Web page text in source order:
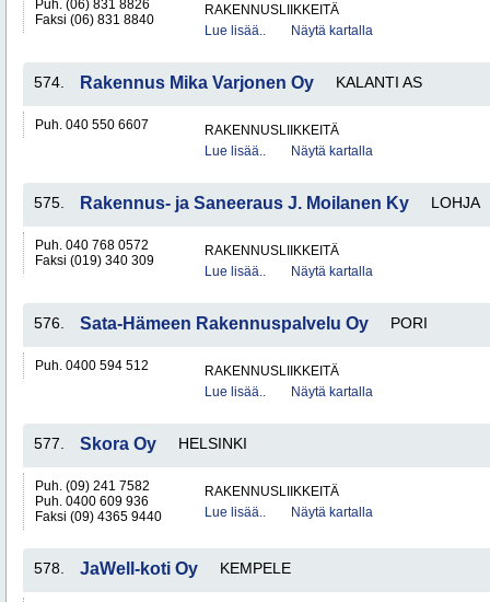
Puh. (06) 831 8826
Faksi (06) 831 8840
RAKENNUSLIIKKEITÄ
Lue lisää..
Näytä kartalla
574. Rakennus Mika Varjonen Oy KALANTI AS
Puh. 040 550 6607
RAKENNUSLIIKKEITÄ
Lue lisää..
Näytä kartalla
575. Rakennus- ja Saneeraus J. Moilanen Ky LOHJA
Puh. 040 768 0572
Faksi (019) 340 309
RAKENNUSLIIKKEITÄ
Lue lisää..
Näytä kartalla
576. Sata-Hämeen Rakennuspalvelu Oy PORI
Puh. 0400 594 512
RAKENNUSLIIKKEITÄ
Lue lisää..
Näytä kartalla
577. Skora Oy HELSINKI
Puh. (09) 241 7582
Puh. 0400 609 936
Faksi (09) 4365 9440
RAKENNUSLIIKKEITÄ
Lue lisää..
Näytä kartalla
578. JaWell-koti Oy KEMPELE